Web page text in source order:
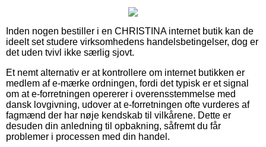
Inden nogen bestiller i en CHRISTINA internet butik kan de
ideelt set studere virksomhedens handelsbetingelser, dog er
det uden tvivl ikke særlig sjovt.
Et nemt alternativ er at kontrollere om internet butikken er
medlem af e-mærke ordningen, fordi det typisk er et signal
om at e-forretningen opererer i overensstemmelse med
dansk lovgivning, udover at e-forretningen ofte vurderes af
fagmænd der har nøje kendskab til vilkårene. Dette er
desuden din anledning til opbakning, såfremt du får
problemer i processen med din handel.